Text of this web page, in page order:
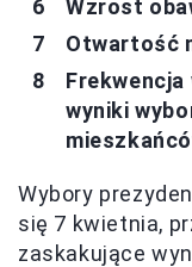
Wzrost
Otwartość
Frekwencja
wyniki
Wybory
się 7 kwietnia,
zaskakujące